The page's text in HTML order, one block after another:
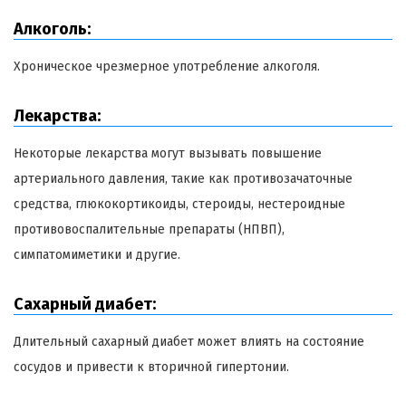
Алкоголь:
Хроническое чрезмерное употребление алкоголя.
Лекарства:
Некоторые лекарства могут вызывать повышение
артериального давления, такие как противозачаточные
средства, глюкокортикоиды, стероиды, нестероидные
противовоспалительные препараты (НПВП),
симпатомиметики и другие.
Сахарный диабет:
Длительный сахарный диабет может влиять на состояние
сосудов и привести к вторичной гипертонии.